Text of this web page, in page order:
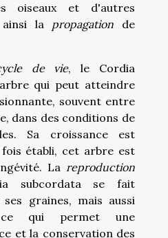
oiseaux et d'autres
ainsi la propagation de
de vie, le Cordia
qui peut atteindre
souvent entre
dans des conditions de
Sa croissance est
établi, cet arbre est
La reproduction
subcordata se fait
graines, mais aussi
qui permet une
et la conservation des